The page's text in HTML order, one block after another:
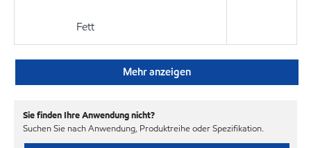
Fett
Mehr anzeigen
Sie finden Ihre Anwendung nicht?
Suchen Sie nach Anwendung, Produktreihe oder Spezifikation.